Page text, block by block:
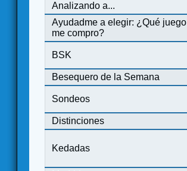
Analizando a...
Ayudadme a elegir: ¿Qué juego
me compro?
BSK
Besequero de la Semana
Sondeos
Distinciones
Kedadas